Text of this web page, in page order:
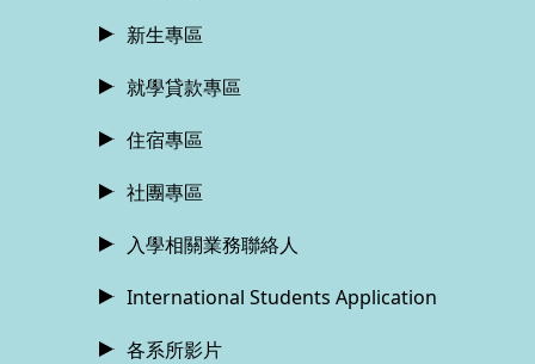
新生專區
就學貸款專區
住宿專區
社團專區
入學相關業務聯絡人
International Students Application
各系所影片